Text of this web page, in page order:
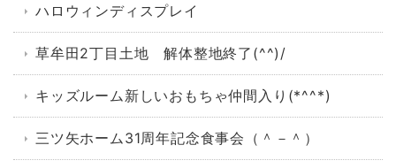
ハロウィンディスプレイ
草牟田2丁目土地 解体整地終了(^^)/
キッズルーム新しいおもちゃ仲間入り(*^^*)
三ツ矢ホーム31周年記念食事会（＾－＾）